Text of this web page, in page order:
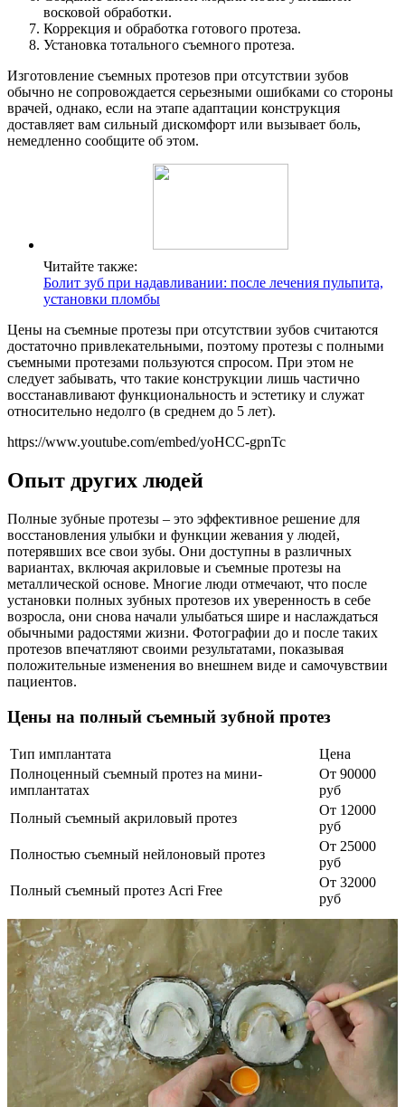
восковой обработки.
Коррекция и обработка готового протеза.
Установка тотального съемного протеза.
Изготовление съемных протезов при отсутствии зубов
обычно не сопровождается серьезными ошибками со стороны
врачей, однако, если на этапе адаптации конструкция
доставляет вам сильный дискомфорт или вызывает боль,
немедленно сообщите об этом.
Читайте также:
Болит зуб при надавливании: после лечения пульпита,
установки пломбы
Цены на съемные протезы при отсутствии зубов считаются
достаточно привлекательными, поэтому протезы с полными
съемными протезами пользуются спросом. При этом не
следует забывать, что такие конструкции лишь частично
восстанавливают функциональность и эстетику и служат
относительно недолго (в среднем до 5 лет).
https://www.youtube.com/embed/yoHCC-gpnTc
Опыт других людей
Полные зубные протезы – это эффективное решение для
восстановления улыбки и функции жевания у людей,
потерявших все свои зубы. Они доступны в различных
вариантах, включая акриловые и съемные протезы на
металлической основе. Многие люди отмечают, что после
установки полных зубных протезов их уверенность в себе
возросла, они снова начали улыбаться шире и наслаждаться
обычными радостями жизни. Фотографии до и после таких
протезов впечатляют своими результатами, показывая
положительные изменения во внешнем виде и самочувствии
пациентов.
Цены на полный съемный зубной протез
Тип имплантата
Цена
Полноценный съемный протез на мини-
имплантатах
От 90000
руб
Полный съемный акриловый протез
От 12000
руб
Полностью съемный нейлоновый протез
От 25000
руб
Полный съемный протез Acri Free
От 32000
руб